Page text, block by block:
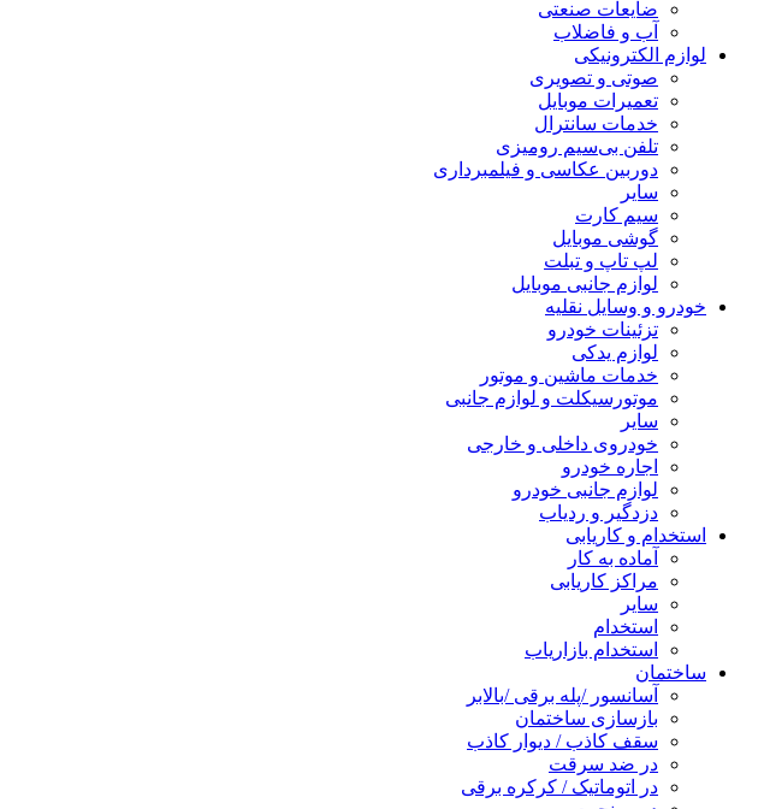
ضایعات صنعتی
آب و فاضلاب
لوازم الکترونیکی
صوتی و تصویری
تعمیرات موبایل
خدمات سانترال
تلفن بی‌سیم رومیزی
دوربین عکاسی و فیلمبرداری
سایر
سیم کارت
گوشی موبایل
لپ تاپ و تبلت
لوازم جانبی موبایل
خودرو و وسایل نقلیه
تزئینات خودرو
لوازم یدکی
خدمات ماشین و موتور
موتورسیکلت و لوازم جانبی
سایر
خودروی داخلی و خارجی
اجاره خودرو
لوازم جانبی خودرو
دزدگیر و ردیاب
استخدام و کاریابی
آماده به کار
مراکز کاریابی
سایر
استخدام
استخدام بازاریاب
ساختمان
آسانسور /پله برقی /بالابر
بازسازی ساختمان
سقف کاذب / دیوار کاذب
در ضد سرقت
در اتوماتیک / کرکره برقی